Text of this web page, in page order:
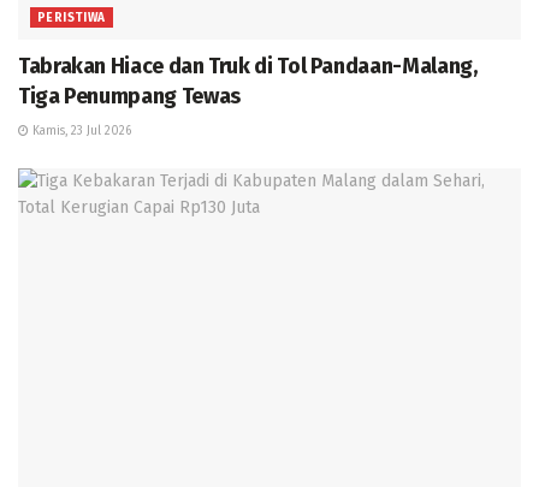
PERISTIWA
Tabrakan Hiace dan Truk di Tol Pandaan-Malang,
Tiga Penumpang Tewas
Kamis, 23 Jul 2026